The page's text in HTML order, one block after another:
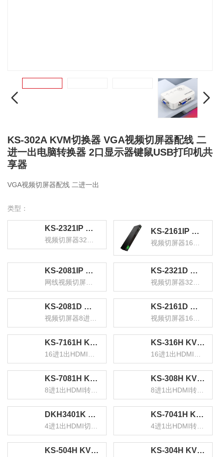
KS-302A KVM切换器 VGA视频切屏器配线 二
进一出电脑转换器 2口显示器键鼠USB打印机共
享器
VGA视频切屏器配线 二进一出
类型：
KS-2321IP 数字IP远程KVM切换器32口 视频切屏器32进1出 机架式网络转换器共享器支持远程 KS-2161IP 数字IP网口远程KVM切换器16口 视频切屏器16进1出 机架式网络转换器共享器支持远程
KS-2081IP 数字IP远程KVM切换器8口 网线视频切屏器8进1出 机架式网络转换器共享器支持远程 KS-2321D 数字KVM切换器32口 视频切屏器32进1出 机架式网络转换器共享器支持远程
KS-2081D 数字KVM切换器8口 视频切屏器8进1出 机架式网络转换器键鼠共享支持远程 KS-2161D 数字KVM切换器16口 视频切屏器16进1出 机架式网络转换器共享器
KS-7161H KVM切换器16口 16进1出HDMI切换器 USB高清视频电脑键鼠共享器 配线带音频机架式 KS-316H KVM切换器16口 16进1出hdmi转换器配线带遥控 电脑显示器视频打印机键盘鼠标共享器
KS-7081H KVM切换器8口 8进1出HDMI转换器 USB高清视频电脑键鼠共享器 配线带音频麦克机架式 KS-308H KVM切换器8口 8进1出hdmi转换器配线带遥控 电脑显示器视频打印机键盘鼠标共享器
DKH3401K KVM切换器4进1出HDMI切屏器配线 四进一出电脑转换器4口显示器键鼠USB打印机共享器 KS-7041H KVM切换器4口 4进1出HDMI转换器 USB高清视频电脑显示器键鼠共享器 配线带音频麦克
KS-504H KVM切换器4口 HDMI切屏器四进一出带配线 4K高清电脑显示器接打印机键盘鼠标共享器 KS-304H KVM切换器 HDMI视频切屏器 四进一出 台式机笔记本显示器监控鼠标键盘USB打印机共享器